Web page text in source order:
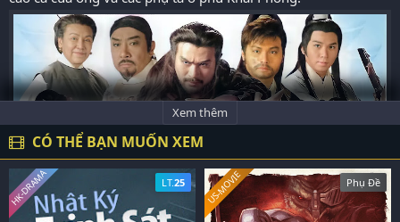
Xem thêm
CÓ THỂ BẠN MUỐN XEM
LT.25
HK-DRAMA Phụ Đề
US-MOVIE